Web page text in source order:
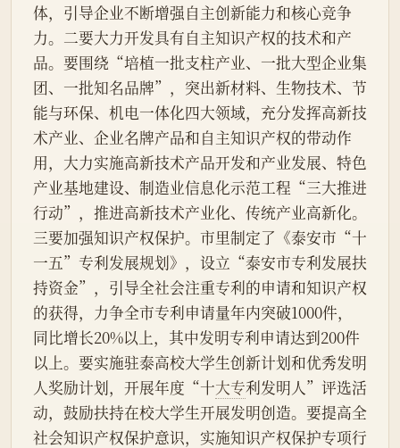
体，引导企业不断增强自主创新能力和核心竞争
力。二要大力开发具有自主知识产权的技术和产
品。要围绕“培植一批支柱产业、一批大型企业集
团、一批知名品牌”，突出新材料、生物技术、节
能与环保、机电一体化四大领域，充分发挥高新技
术产业、企业名牌产品和自主知识产权的带动作
用，大力实施高新技术产品开发和产业发展、特色
产业基地建设、制造业信息化示范工程“三大推进
行动”，推进高新技术产业化、传统产业高新化。
三要加强知识产权保护。市里制定了《泰安市“十
一五”专利发展规划》，设立“泰安市专利发展扶
持资金”，引导全社会注重专利的申请和知识产权
的获得，力争全市专利申请量年内突破1000件，
同比增长20%以上，其中发明专利申请达到200件
以上。要实施驻泰高校大学生创新计划和优秀发明
人奖励计划，开展年度“十大专利发明人”评选活
动，鼓励扶持在校大学生开展发明创造。要提高全
社会知识产权保护意识，实施知识产权保护专项行